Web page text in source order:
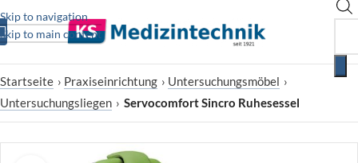
Skip to navigation
Skip to main content
Startseite › Praxiseinrichtung › Untersuchungsmöbel ›
Untersuchungsliegen › Servocomfort Sincro Ruhesessel